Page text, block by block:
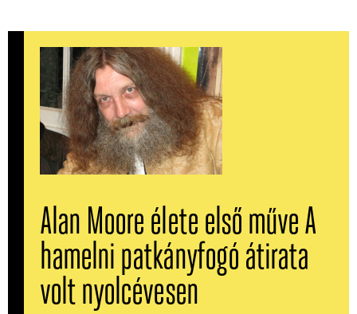
Alan Moore élete első műve A
hamelni patkányfogó átirata
volt nyolcévesen